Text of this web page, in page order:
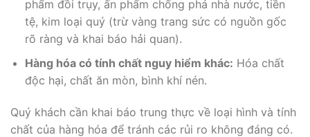
phẩm đồi trụy, ấn phẩm chống phá nhà nước, tiền
tệ, kim loại quý (trừ vàng trang sức có nguồn gốc
rõ ràng và khai báo hải quan).
Hàng hóa có tính chất nguy hiểm khác: Hóa chất
độc hại, chất ăn mòn, bình khí nén.
Quý khách cần khai báo trung thực về loại hình và tính
chất của hàng hóa để tránh các rủi ro không đáng có.